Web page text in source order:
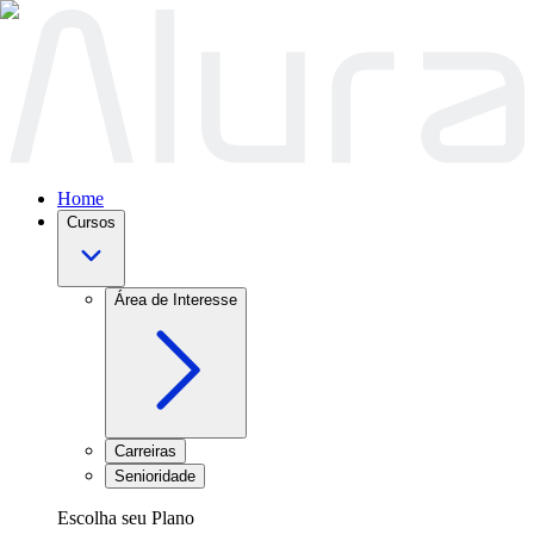
Home
Cursos
Área de Interesse
Carreiras
Senioridade
Escolha seu Plano